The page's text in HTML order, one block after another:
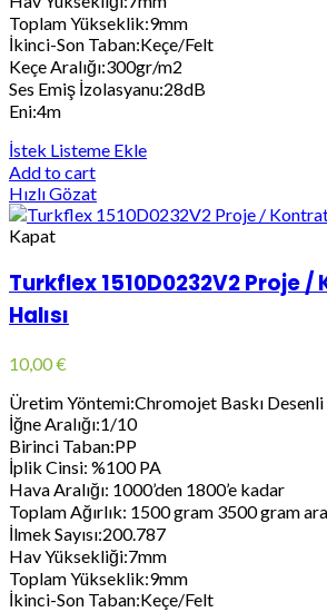
Toplam Yükseklik:9mm
İkinci-Son Taban:Keçe/Felt
Keçe Aralığı:300gr/m2
Ses Emiş İzolasyanu:28dB
Eni:4m
İstek Listeme Ekle
Add to cart
Hızlı Gözat
Kapat
Turkflex 1510D0232V2 Proje
Halısı
10,00€
Üretim Yöntemi:Chromojet Baskı
İğne Aralığı:1/10
Birinci Taban:PP
İplik Cinsi: %100 PA
Hava Aralığı: 1000’den 1800’e kadar
Toplam Ağırlık: 1500 gram 3500 gram
İlmek Sayısı:200.787
Hav Yüksekliği:7mm
Toplam Yükseklik:9mm
İkinci-Son Taban:Keçe/Felt